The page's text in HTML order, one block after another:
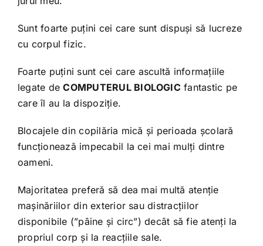
Sunt foarte puțini cei care sunt dispuși să lucreze
cu corpul fizic.
Foarte puțini sunt cei care ascultă informațiile
legate deCOMPUTERUL BIOLOGIC fantastic pe
care îl au la dispoziție.
Blocajele din copilăria mică și perioada școlară
funcționează impecabil la cei mai mulți dintre
oameni.
Majoritatea preferă să dea mai multă atenție
mașinăriilor din exterior sau distracțiilor
disponibile (”pâine și circ”) decât să fie atenți la
propriul corp și la reacțiile sale.